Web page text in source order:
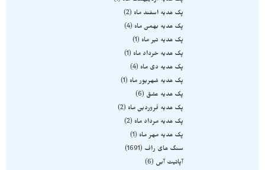
پک هدیه اسفند ماه
2
پک هدیه بهمن ماه
4
پک هدیه تیر ماه
1
پک هدیه خرداد ماه
1
پک هدیه دی ماه
4
پک هدیه شهریور ماه
1
پک هدیه عشق
6
پک هدیه فروردین ماه
2
پک هدیه مرداد ماه
2
پک هدیه مهر ماه
1
سنگ های راف
1691
آپاتیت آبی
6